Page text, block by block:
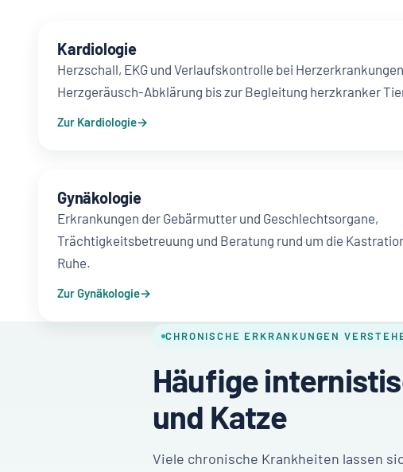
Kardiologie
Herzschall, EKG und Verlaufskontrolle bei
Herzgeräusch-Abklärung bis zur Begleitung herzkranker
Zur Kardiologie
Gynäkologie
Erkrankungen der Gebärmutter und Geschlechtsorgane,
Trächtigkeitsbetreuung und Beratung rund um die
Ruhe.
Zur Gynäkologie
CHRONISCHE ERKRANKUNGEN
Häufige
und Katze
Viele chronische Krankheiten lassen